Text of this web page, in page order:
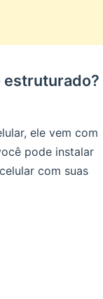
estruturado?
ele vem com
pode instalar
com suas